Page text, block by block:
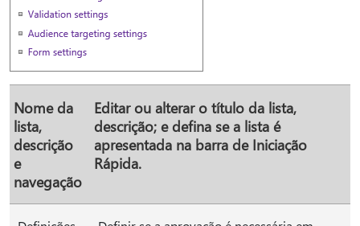
Nome da
lista,
descrição
e
navegação
Editar ou alterar o título da lista,
descrição; e defina se a lista é
apresentada na barra de Iniciação
Rápida.